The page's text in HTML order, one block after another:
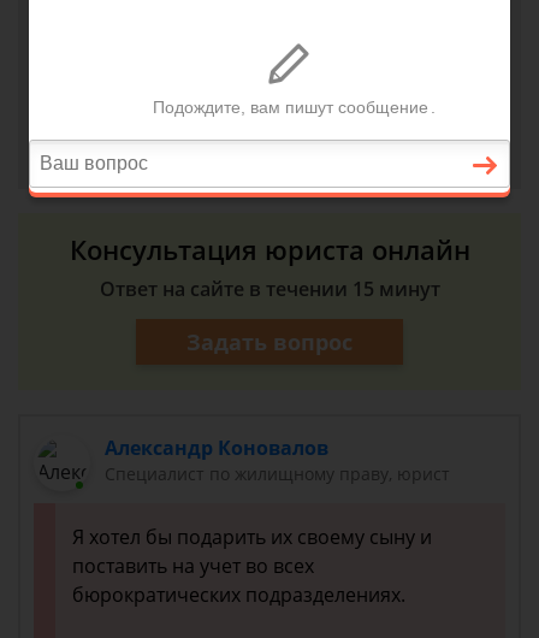
Подскажите пожалуйста что мне для этого надо
Сергей, г. Москва 3 сентября 2018 г. 10:36
Консультация юриста онлайн
Ответ на сайте в течении 15 минут
Задать вопрос
Александр Коновалов
Специалист по жилищному праву, юрист
Я хотел бы подарить их своему сыну и
поставить на учет во всех
бюрократических подразделениях.